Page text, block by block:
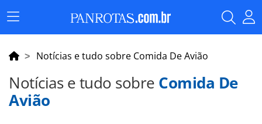
Menu
Principal
Notícias e tudo sobre Comida De Avião
Notícias e tudo sobre Comida De
Avião